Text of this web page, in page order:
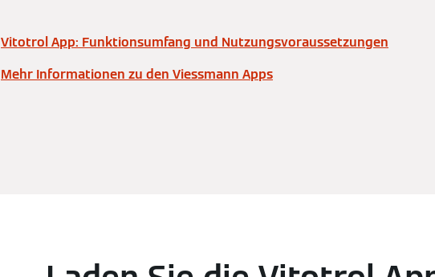
Vitotrol App: Funktionsumfang und Nutzungsvoraussetzungen
Mehr Informationen zu den Viessmann Apps